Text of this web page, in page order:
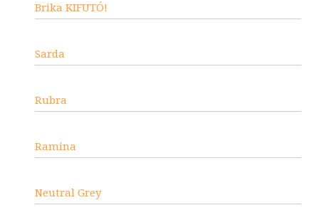
Brika KIFUTÓ!
Sarda
Rubra
Ramina
Neutral Grey